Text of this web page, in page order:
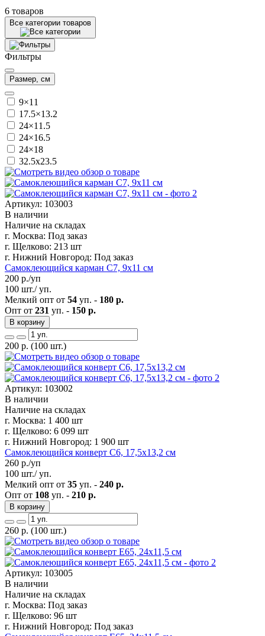
6 товаров
Все категории товаров
Фильтры
Размер, см
9×11
17.5×13.2
24×11.5
24×16.5
24×18
32.5х23.5
Артикул: 103003
В наличии
Наличие на складах
г. Москва: Под заказ
г. Щелково: 213 шт
г. Нижний Новгород: Под заказ
Самоклеющийся карман C7, 9х11 см
200 р./уп
100 шт./ уп.
Мелкий опт от 54 уп. - 180 р.
Опт от 231 уп. - 150 р.
В корзину
200 р. (100 шт.)
Артикул: 103002
В наличии
Наличие на складах
г. Москва: 1 400 шт
г. Щелково: 6 099 шт
г. Нижний Новгород: 1 900 шт
Самоклеющийся конверт С6, 17,5х13,2 см
260 р./уп
100 шт./ уп.
Мелкий опт от 35 уп. - 240 р.
Опт от 108 уп. - 210 р.
В корзину
260 р. (100 шт.)
Артикул: 103005
В наличии
Наличие на складах
г. Москва: Под заказ
г. Щелково: 96 шт
г. Нижний Новгород: Под заказ